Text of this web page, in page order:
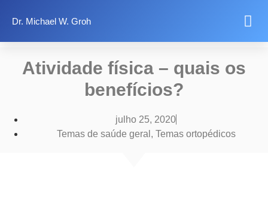
Dr. Michael W. Groh
Atividade física – quais os
benefícios?
julho 25, 2020
Temas de saúde geral​ , Temas ortopédicos​